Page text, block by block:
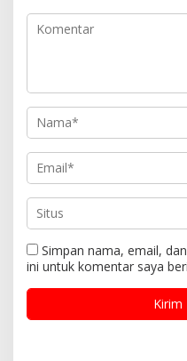
Simpan nama, email,
ini untuk komentar saya